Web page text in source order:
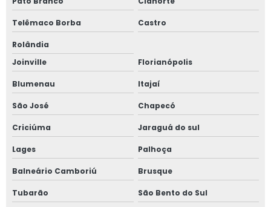
Telêmaco Borba Castro
Rolândia
Joinville
Florianópolis
Blumenau Itajaí
São José Chapecó
Criciúma Jaraguá do sul
Lages Palhoça
Balneário Camboriú Brusque
Tubarão São Bento do Sul